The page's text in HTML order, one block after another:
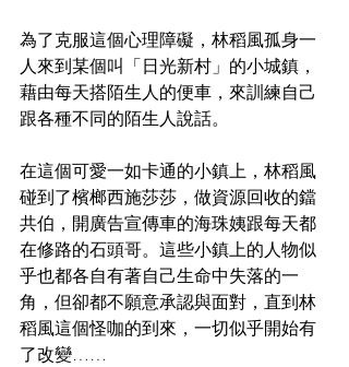
為了克服這個心理障礙，林稻風孤身一
人來到某個叫「日光新村」的小城鎮，
藉由每天搭陌生人的便車，來訓練自己
跟各種不同的陌生人說話。
在這個可愛一如卡通的小鎮上，林稻風
碰到了檳榔西施莎莎，做資源回收的鐺
共伯，開廣告宣傳車的海珠姨跟每天都
在修路的石頭哥。這些小鎮上的人物似
乎也都各自有著自己生命中失落的一
角，但卻都不願意承認與面對，直到林
稻風這個怪咖的到來，一切似乎開始有
了改變……